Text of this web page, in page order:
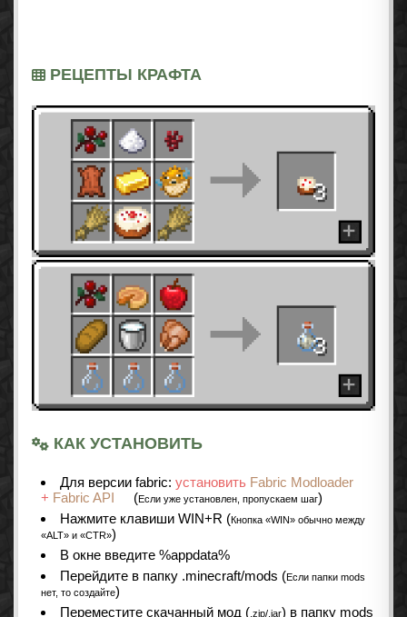
РЕЦЕПТЫ КРАФТА
КАК УСТАНОВИТЬ
Для версии fabric: установить Fabric Modloader
+ Fabric API (Если уже установлен, пропускаем шаг)
Нажмите клавиши WIN+R (Кнопка «WIN» обычно между
«ALT» и «CTR»)
В окне введите %appdata%
Перейдите в папку .minecraft/mods (Если папки mods
нет, то создайте)
Переместите скачанный мод ( .zip/.jar) в папку mods